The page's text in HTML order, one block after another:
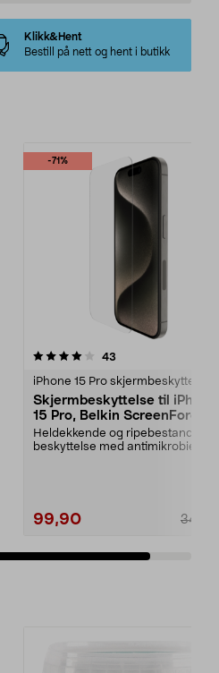
Klikk&Hent
Bestill på nett og hent i butikk
-71%
43
iPhone 15 Pro skjermbeskytter
Skjermbeskyttelse til iPhone
15 Pro, Belkin ScreenForce
UltraGlass 2
Heldekkende og ripebestandig
beskyttelse med antimikrobielt
99,90 349,90